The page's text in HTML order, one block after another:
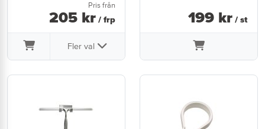
Pris från
205 kr / frp
Fler val
199 kr / st